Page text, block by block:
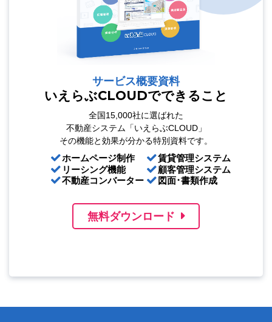
サービス概要資料
いえらぶCLOUDでできること
全国15,000社に選ばれた
不動産システム「いえらぶCLOUD」
その機能と効果が分かる特別資料です。
ホームページ制作
リーシング機能
不動産コンバーター
賃貸管理システム
顧客管理システム
図面･書類作成
無料ダウンロード